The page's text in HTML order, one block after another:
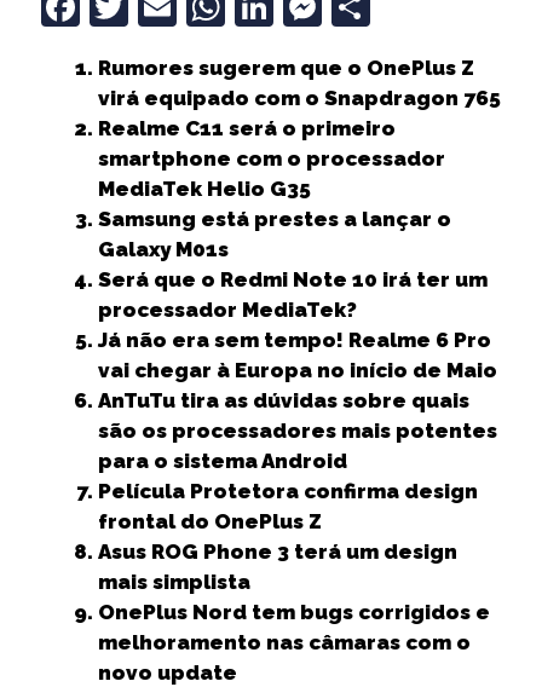
c
e
b
o
o
k
it
t
e
r
ai
l
a
ts
A
p
p
k
e
dI
n
ss
e
n
e
r
a
r
e
Rumores sugerem que o OnePlus Z
virá equipado com o Snapdragon 765
Realme C11 será o primeiro
smartphone com o processador
MediaTek Helio G35
Samsung está prestes a lançar o
Galaxy M01s
Será que o Redmi Note 10 irá ter um
processador MediaTek?
Já não era sem tempo! Realme 6 Pro
vai chegar à Europa no início de Maio
AnTuTu tira as dúvidas sobre quais
são os processadores mais potentes
para o sistema Android
Película Protetora confirma design
frontal do OnePlus Z
Asus ROG Phone 3 terá um design
mais simplista
OnePlus Nord tem bugs corrigidos e
melhoramento nas câmaras com o
novo update